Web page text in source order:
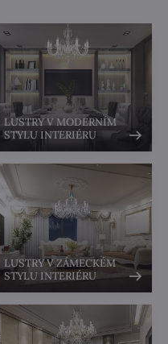
LUSTRY V MODERNÍM
STYLU INTERIÉRU
LUSTRY V ZÁMECKÉM
STYLU INTERIÉRU